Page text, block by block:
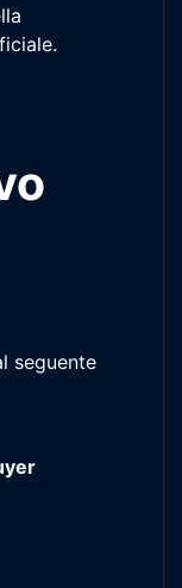
seguente